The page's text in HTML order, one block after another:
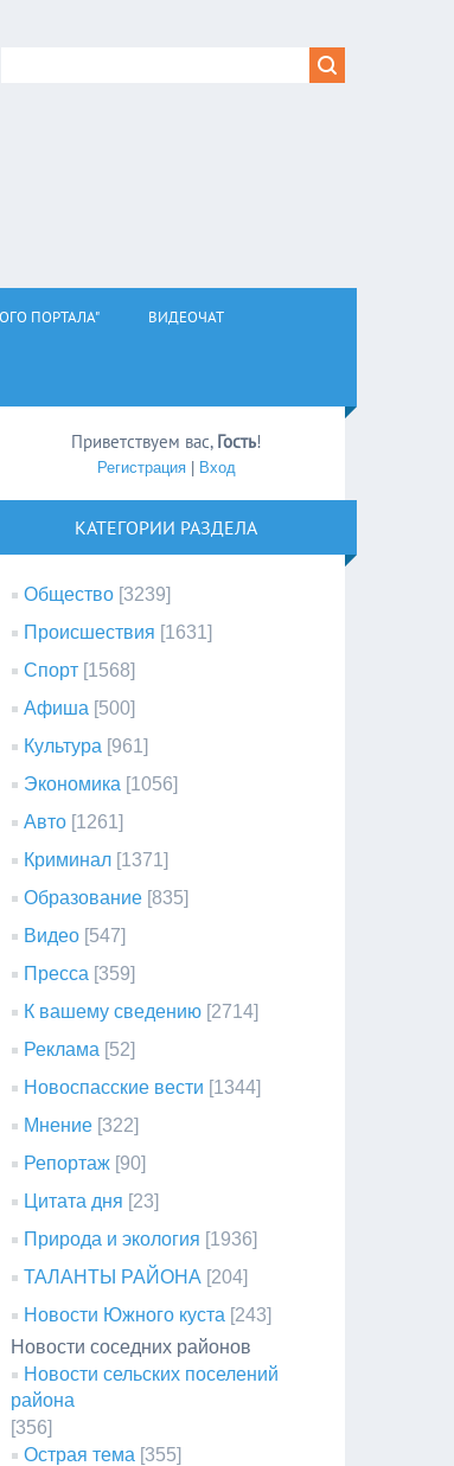
ПОРТАЛА" ВИДЕОЧАТ
Приветствуем вас, Гость!
Регистрация| Вход
КАТЕГОРИИ РАЗДЕЛА
Общество [3239]
Происшествия [1631]
Спорт [1568]
Афиша [500]
Культура [961]
Экономика [1056]
Авто [1261]
Криминал [1371]
Образование [835]
Видео [547]
Пресса [359]
К вашему сведению [2714]
Реклама [52]
Новоспасские вести [1344]
Мнение [322]
Репортаж [90]
Цитата дня [23]
Природа и экология [1936]
ТАЛАНТЫ РАЙОНА [204]
Новости Южного куста [243]
Новости соседних районов
Новости сельских поселений
района
[356]
Острая тема [355]